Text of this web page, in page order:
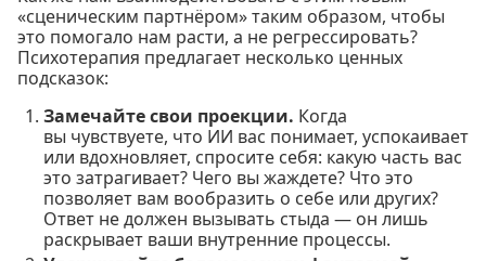
«сценическим партнёром» таким образом, чтобы
это помогало нам расти, а не регрессировать?
Психотерапия предлагает несколько ценных
подсказок:
Замечайте свои проекции. Когда
вы чувствуете, что ИИ вас понимает, успокаивает
или вдохновляет, спросите себя: какую часть вас
это затрагивает? Чего вы жаждете? Что это
позволяет вам вообразить о себе или других?
Ответ не должен вызывать стыда — он лишь
раскрывает ваши внутренние процессы.